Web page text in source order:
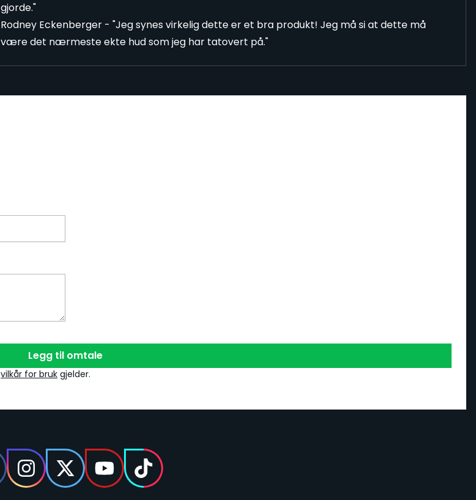
gjorde."
Rodney Eckenberger - "Jeg synes virkelig dette er et bra produkt! Jeg må si at dette må
være det nærmeste ekte hud som jeg har tatovert på."
Legg til omtale
vilkår for bruk gjelder.